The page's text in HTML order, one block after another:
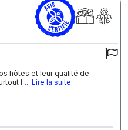
hôtes et leur qualité de
l ... Lire la suite